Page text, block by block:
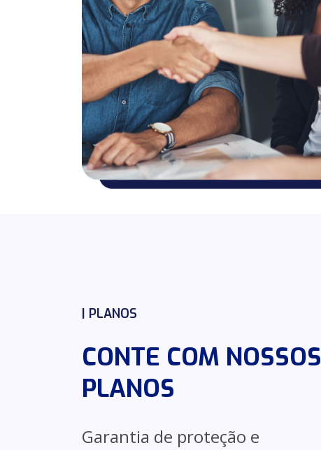
| PLANOS
CONTE COM NOSSOS
PLANOS
Garantia de proteção e